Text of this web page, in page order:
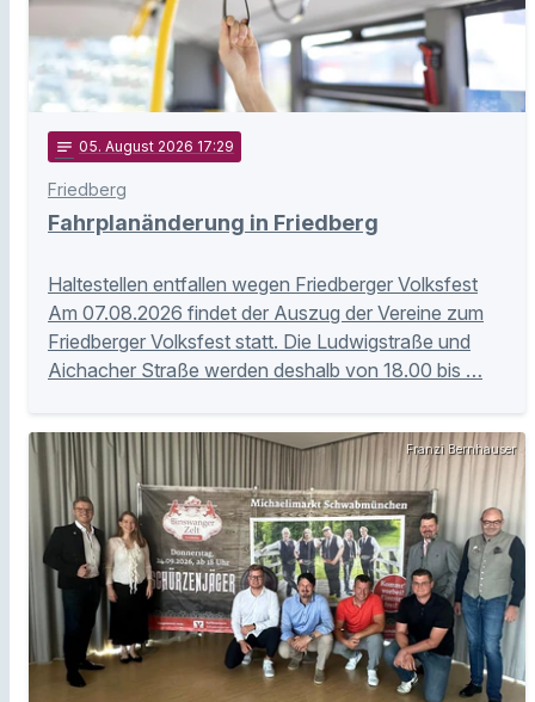
notes 05. August 2026 17:29
Friedberg
Fahrplanänderung in Friedberg
Haltestellen entfallen wegen Friedberger Volksfest
Am 07.08.2026 findet der Auszug der Vereine zum
Friedberger Volksfest statt. Die Ludwigstraße und
Aichacher Straße werden deshalb von 18.00 bis …
Franzi Bernhauser